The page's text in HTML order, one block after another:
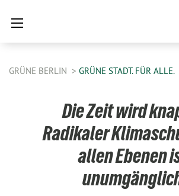
GRÜNE BERLIN GRÜNE STADT. FÜR ALLE.
Die Zeit wird
Radikaler
allen Ebenen